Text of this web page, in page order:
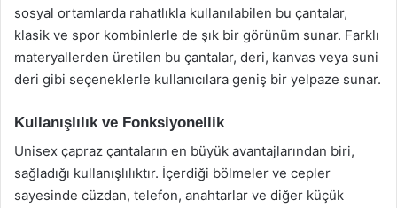
sosyal ortamlarda rahatlıkla kullanılabilen bu çantalar,
klasik ve spor kombinlerle de şık bir görünüm sunar. Farklı
materyallerden üretilen bu çantalar, deri, kanvas veya suni
deri gibi seçeneklerle kullanıcılara geniş bir yelpaze sunar.
Kullanışlılık ve Fonksiyonellik
Unisex çapraz çantaların en büyük avantajlarından biri,
sağladığı kullanışlılıktır. İçerdiği bölmeler ve cepler
sayesinde cüzdan, telefon, anahtarlar ve diğer küçük